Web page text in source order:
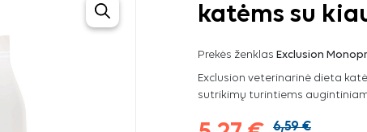
katėms su
Prekės ženklas Exclusion
Exclusion veterinarinė dieta
sutrikimų turintiems
6,59 €